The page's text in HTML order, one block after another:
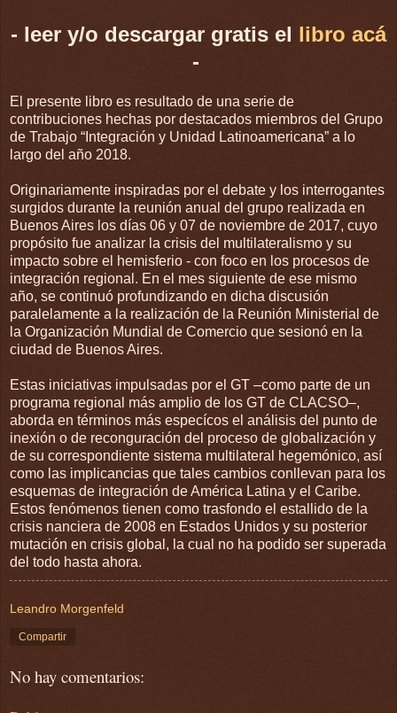
- leer y/o descargar gratis el libro acá
-
El presente libro es resultado de una serie de
contribuciones hechas por destacados miembros del Grupo
de Trabajo “Integración y Unidad Latinoamericana” a lo
largo del año 2018.
Originariamente inspiradas por el debate y los interrogantes
surgidos durante la reunión anual del grupo realizada en
Buenos Aires los días 06 y 07 de noviembre de 2017, cuyo
propósito fue analizar la crisis del multilateralismo y su
impacto sobre el hemisferio - con foco en los procesos de
integración regional. En el mes siguiente de ese mismo
año, se continuó profundizando en dicha discusión
paralelamente a la realización de la Reunión Ministerial de
la Organización Mundial de Comercio que sesionó en la
ciudad de Buenos Aires.
Estas iniciativas impulsadas por el GT –como parte de un
programa regional más amplio de los GT de CLACSO–,
aborda en términos más especícos el análisis del punto de
inexión o de reconguración del proceso de globalización y
de su correspondiente sistema multilateral hegemónico, así
como las implicancias que tales cambios conllevan para los
esquemas de integración de América Latina y el Caribe.
Estos fenómenos tienen como trasfondo el estallido de la
crisis nanciera de 2008 en Estados Unidos y su posterior
mutación en crisis global, la cual no ha podido ser superada
del todo hasta ahora.
Leandro Morgenfeld
Compartir
No hay comentarios: